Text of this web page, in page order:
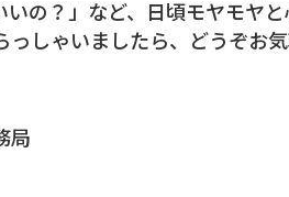
いの？」など、日頃モヤモヤ
っしゃいましたら、どうぞお
局